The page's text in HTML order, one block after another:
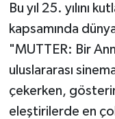
Bu yıl 25. yılını
kapsamında
"MUTTER: Bir
uluslararası
çekerken,
eleştirilerde en